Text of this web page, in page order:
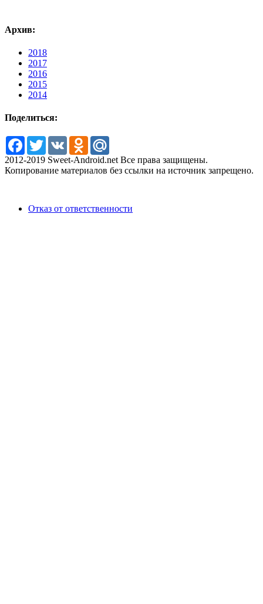
Архив:
2018
2017
2016
2015
2014
Поделиться:
Facebook
TwitterVK Odnoklassniki
2012-2019 Sweet-Android.net Все права защищены.
Копирование материалов без ссылки на источник запрещено.
Отказ от ответственности